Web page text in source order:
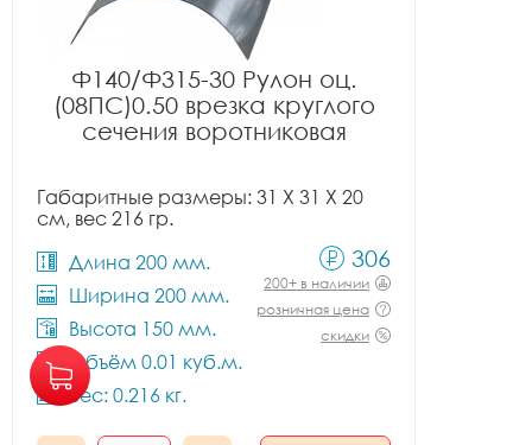
Ф140/Ф315-30 Рулон оц.
(08ПС)0.50 врезка круглого
сечения воротниковая
Габаритные размеры: 31 X 31 X 20
см, вес 216 гр.
Длина 200 мм.
Ширина 200 мм.
Высота 150 мм.
Объём 0.01 куб.м.
Вес: 0.216 кг.
306
200+ в наличии
розничная цена
скидки